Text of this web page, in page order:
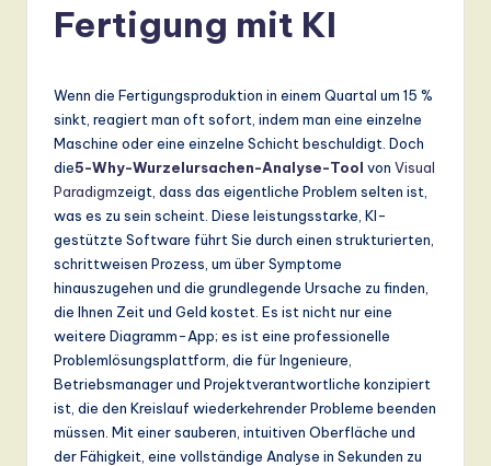
L
T
Fertigung mit KI
Wenn die Fertigungsproduktion in einem Quartal um 15 %
sinkt, reagiert man oft sofort, indem man eine einzelne
Maschine oder eine einzelne Schicht beschuldigt. Doch
die5-Why-Wurzelursachen-Analyse-Tool von Visual
Paradigmzeigt, dass das eigentliche Problem selten ist,
was es zu sein scheint. Diese leistungsstarke, KI-
gestützte Software führt Sie durch einen strukturierten,
schrittweisen Prozess, um über Symptome
hinauszugehen und die grundlegende Ursache zu finden,
die Ihnen Zeit und Geld kostet. Es ist nicht nur eine
weitere Diagramm-App; es ist eine professionelle
Problemlösungsplattform, die für Ingenieure,
Betriebsmanager und Projektverantwortliche konzipiert
ist, die den Kreislauf wiederkehrender Probleme beenden
müssen. Mit einer sauberen, intuitiven Oberfläche und
der Fähigkeit, eine vollständige Analyse in Sekunden zu